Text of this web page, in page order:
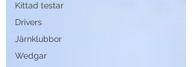
Kittad testar
Drivers
Järnklubbor
Wedgar